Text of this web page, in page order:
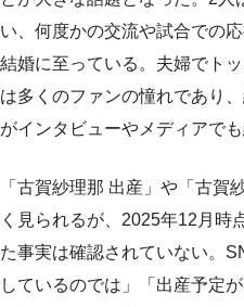
い、何度かの交流や試合での
結婚に至っている。夫婦でト
は多くのファンの憧れであり
がインタビューやメディアでも
「古賀紗理那 出産」や「古賀
く見られるが、2025年12月時
た事実は確認されていない。
しているのでは」「出産予定